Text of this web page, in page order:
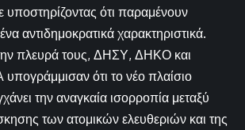
υποστηρίζοντας ότι παραμένουν
αντιδημοκρατικά χαρακτηριστικά.
πλευρά τους, ΔΗΣΥ, ΔΗΚΟ και
ότι το νέο πλαίσιο
την αναγκαία ισορροπία μεταξύ
των ατομικών ελευθεριών και της